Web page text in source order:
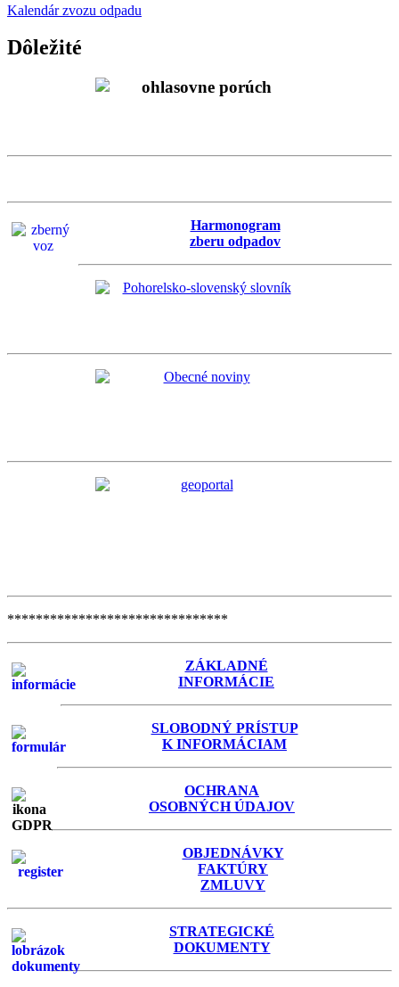
Kalendár zvozu odpadu
Dôležité
Harmonogram
zberu odpadov
*******************************
ZÁKLADNÉ
INFORMÁCIE
SLOBODNÝ PRÍSTUP
K INFORMÁCIAM
OCHRANA
OSOBNÝCH ÚDAJOV
OBJEDNÁVKY
FAKTÚRY
ZMLUVY
STRATEGICKÉ
DOKUMENTY